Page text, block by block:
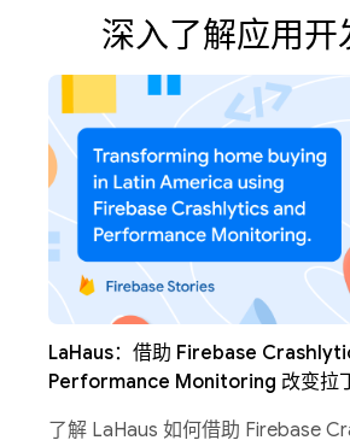
深入了解应用开
LaHaus：借助 Firebase
Performance Monitoring 改变拉
了解 LaHaus 如何借助 Firebase